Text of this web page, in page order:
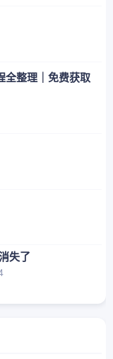
全整理｜免费获取
失了